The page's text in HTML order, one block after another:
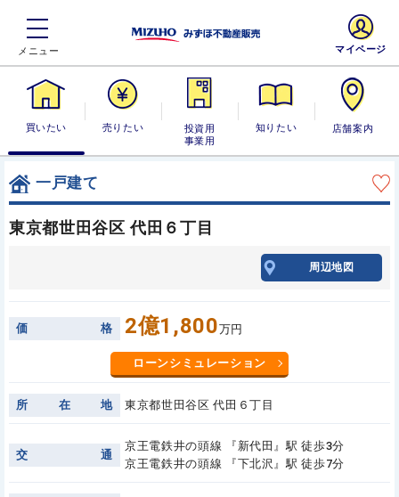
買いたい 売りたい
投資用・事業
用
知りたい 店舗案内
マイページ
一戸建て
東京都世田谷区 代田６丁目
周辺地図
価 格 2億1,800万円
ローンシミュレーション
所 在 地 東京都世田谷区 代田６丁目
交 通
京王電鉄井の頭線 『新代田』駅 徒歩3分
京王電鉄井の頭線 『下北沢』駅 徒歩7分